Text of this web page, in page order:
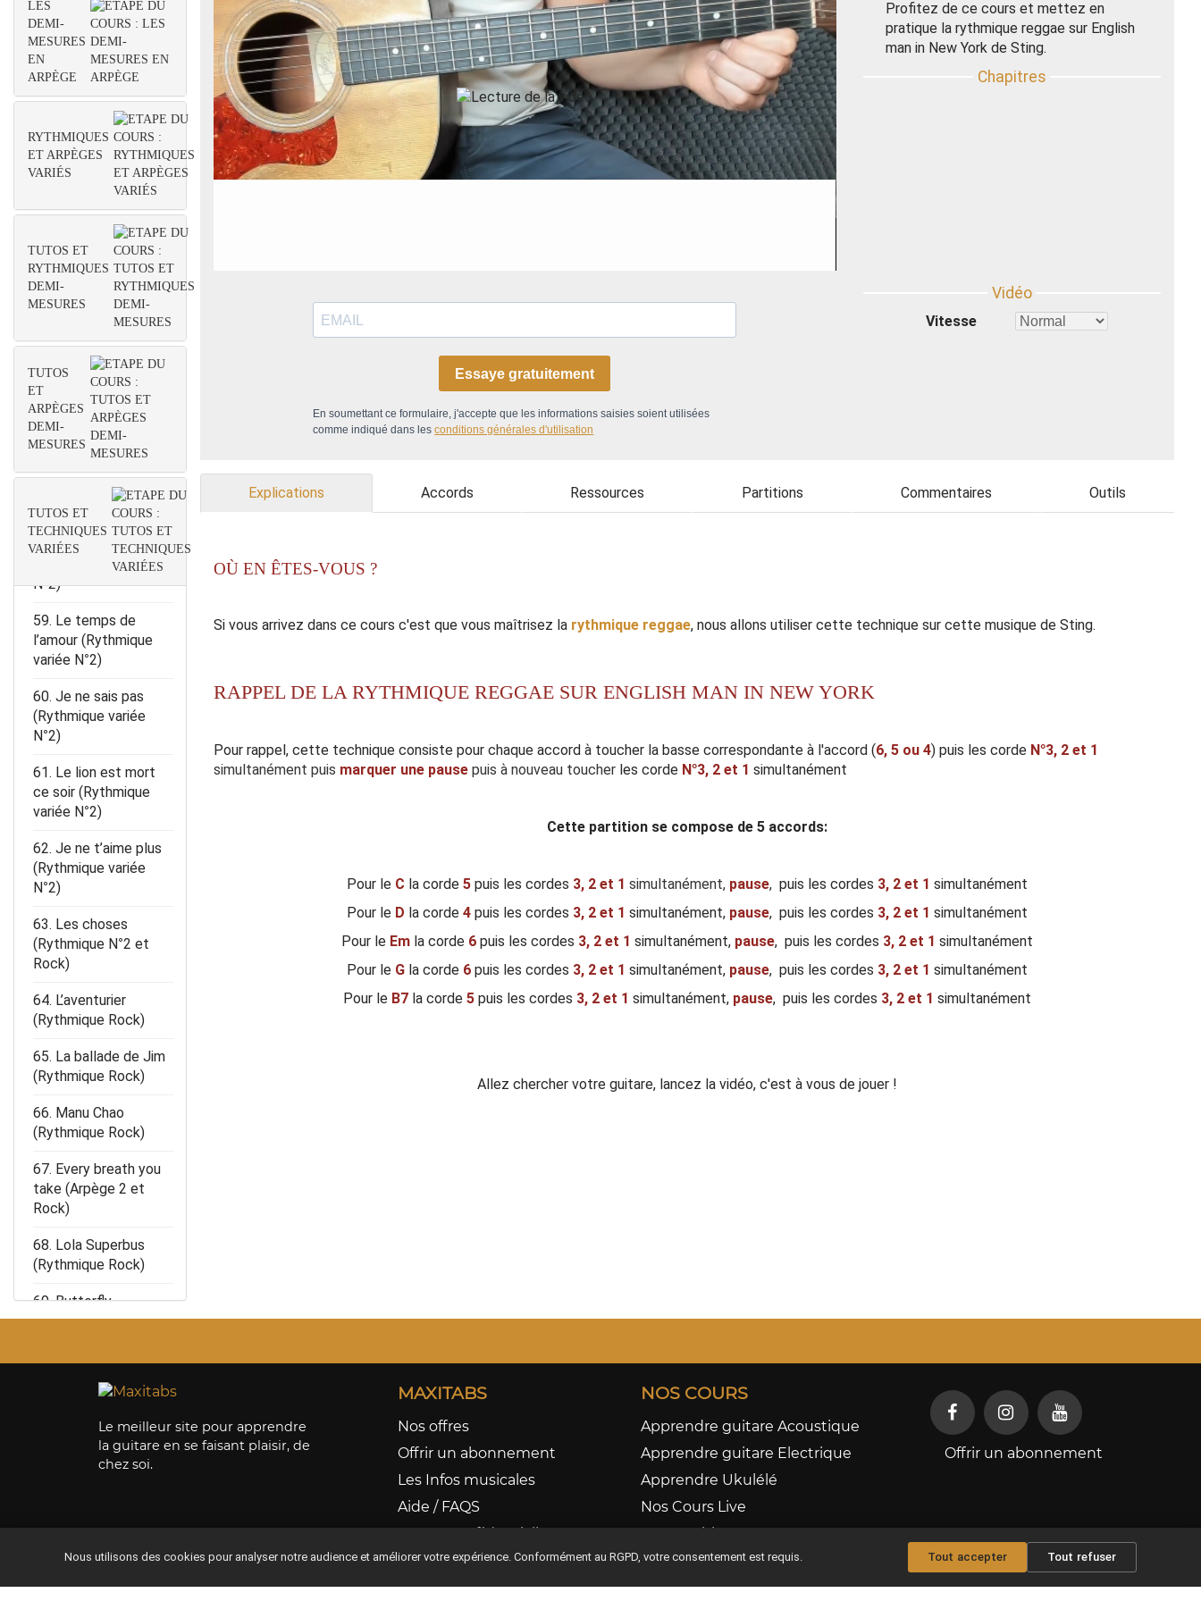
Essaye gratuitement
En soumettant ce formulaire, j'accepte que les informations saisies soient utilisées
comme indiqué dans lesconditions générales d'utilisation
Profitez de ce cours et mettez en
pratique la rythmique reggae sur English
man in New York de Sting.
Vitesse
Explications Accords Ressources Partitions Commentaires Outils
OÙ EN ÊTES-VOUS ?
Si vous arrivez dans ce cours c'est que vous maîtrisez la rythmique reggae, nous allons utiliser cette technique sur cette musique de Sting.
RAPPEL DE LA RYTHMIQUE REGGAE SUR ENGLISH MAN IN NEW YORK
Pour rappel, cette technique consiste pour chaque accord à toucher la basse correspondante à l'accord (6, 5 ou 4) puis les corde N°3, 2 et 1
simultanément puis marquer une pause puis à nouveau toucher les corde N°3, 2 et 1 simultanément
Cette partition se compose de 5 accords:
Pour le C la corde 5 puis les cordes 3, 2 et 1 simultanément, pause, puis les cordes 3, 2 et 1 simultanément
Pour le D la corde 4 puis les cordes 3, 2 et 1 simultanément, pause, puis les cordes 3, 2 et 1 simultanément
Pour le Em la corde 6 puis les cordes 3, 2 et 1 simultanément, pause, puis les cordes 3, 2 et 1 simultanément
Pour le G la corde 6 puis les cordes 3, 2 et 1 simultanément, pause, puis les cordes 3, 2 et 1 simultanément
Pour le B7 la corde 5 puis les cordes 3, 2 et 1 simultanément, pause, puis les cordes 3, 2 et 1 simultanément
Allez chercher votre guitare, lancez la vidéo, c'est à vous de jouer !
LES
DEMI-
MESURES
EN
ARPÈGE
RYTHMIQUES
ET ARPÈGES
VARIÉS
TUTOS ET
RYTHMIQUES
DEMI-
MESURES
TUTOS
ET
ARPÈGES
DEMI-
MESURES
TUTOS ET
TECHNIQUES
VARIÉES
(Rythmique reggae)
51. Englishman in
New York
(Rythmique Reggae)
52. Les oubliés
(Rythmique reggae)
53. Vive le vent
54. Porque te vas
(Rythmique reggae)
55. Clandestino
(Rythmique variée
N°2)
56. Liberta
(Rythmique variée
N°2)
57. L’indécision
(Rythmique variée
58. Knockin on
heavens door
(Rythmique variée
N°2)
59. Le temps de
l’amour (Rythmique
variée N°2)
60. Je ne sais pas
(Rythmique variée
N°2)
61. Le lion est mort
ce soir (Rythmique
variée N°2)
62. Je ne t’aime plus
(Rythmique variée
N°2)
63. Les choses
(Rythmique N°2 et
Rock)
64. L’aventurier
(Rythmique Rock)
65. La ballade de Jim
(Rythmique Rock)
66. Manu Chao
(Rythmique Rock)
67. Every breath you
take (Arpège 2 et
Rock)
68. Lola Superbus
(Rythmique Rock)
69. Butterfly
Superbus (Rythmique
(Rythmique Rock)
Le meilleur site pour apprendre
la guitare en se faisant plaisir, de
chez soi.
MAXITABS
Nos offres
Offrir un abonnement
Les Infos musicales
Aide / FAQS
NOS COURS
Apprendre guitare Acoustique
Apprendre guitare Electrique
Apprendre Ukulélé
Nos Cours Live
Offrir un abonnement
Nous utilisons des cookies pour analyser notre audience et améliorer votre expérience. Conformément au RGPD, votre consentement est requis. Tout accepter Tout refuser